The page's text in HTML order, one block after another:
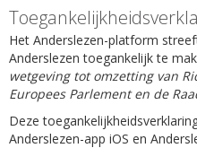
Het Anderslezen-platform
Anderslezen toegankelijk te
wetgeving tot omzetting van
Europees Parlement en de
Deze
Anderslezen-app iOS en